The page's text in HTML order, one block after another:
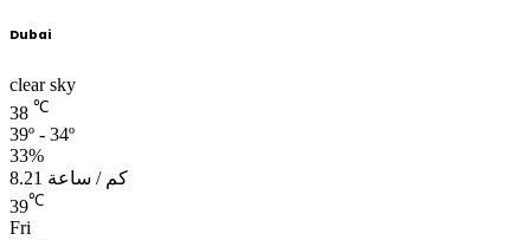
Dubai
clear sky
38 ℃
39º - 34º
33%
8.21 كم / ساعة
39℃
Fri